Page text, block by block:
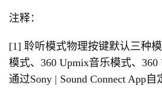
注释：
[1] 聆听模式物理按键默认三种
模式、360 Upmix音乐模式、360
通过Sony | Sound Connect App